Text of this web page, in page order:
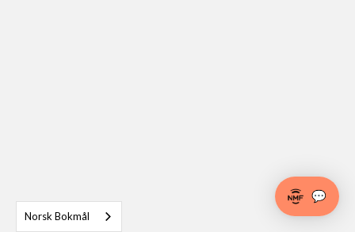
Norsk Bokmål
💬